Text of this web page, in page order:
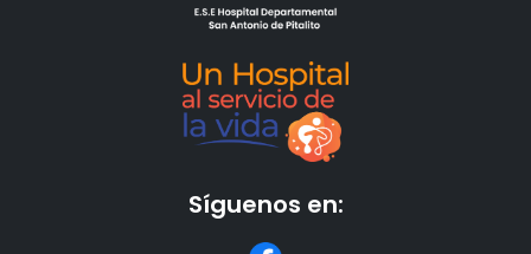
Síguenos en: